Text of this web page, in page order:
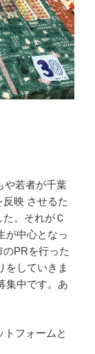
や若者が千葉
映 させるた
。それがＣ
が中心となっ
PRを行った
をしていきま
集中です。あ
トフォームと